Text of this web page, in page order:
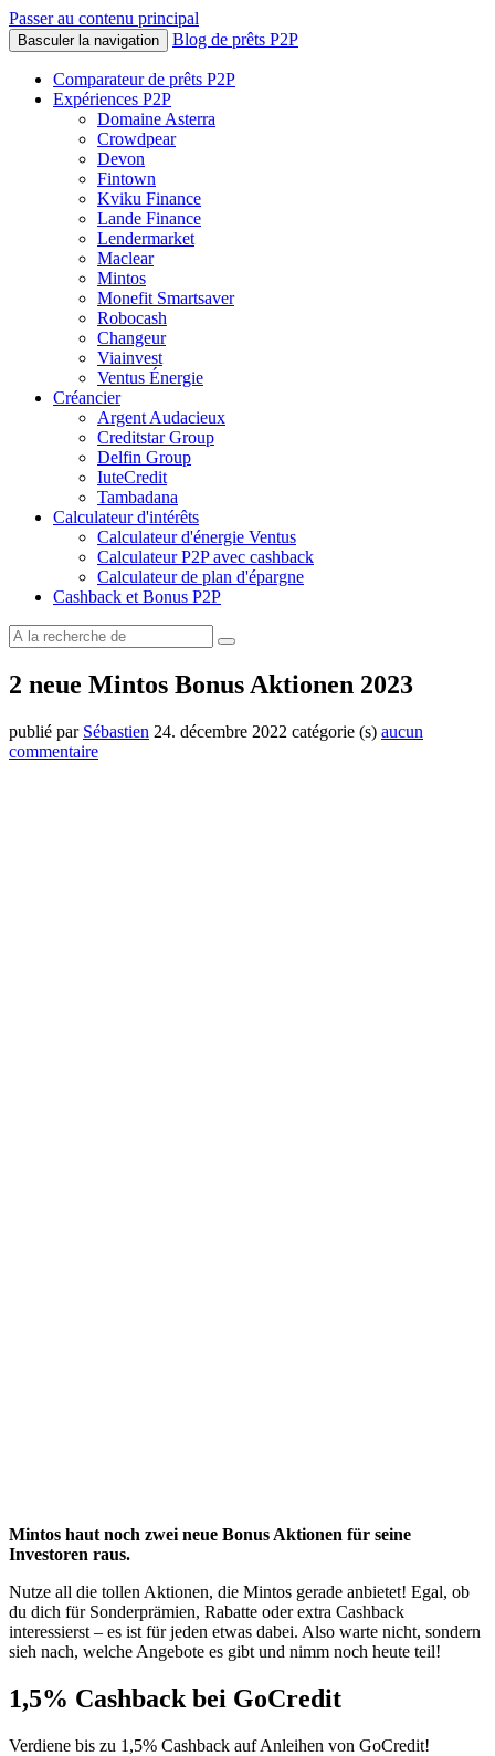
Passer au contenu principal
Basculer la navigation Blog de prêts P2P
Comparateur de prêts P2P
Expériences P2P
Domaine Asterra
Crowdpear
Devon
Fintown
Kviku Finance
Lande Finance
Lendermarket
Maclear
Mintos
Monefit Smartsaver
Robocash
Changeur
Viainvest
Ventus Énergie
Créancier
Argent Audacieux
Creditstar Group
Delfin Group
IuteCredit
Tambadana
Calculateur d'intérêts
Calculateur d'énergie Ventus
Calculateur P2P avec cashback
Calculateur de plan d'épargne
Cashback et Bonus P2P
2 neue Mintos Bonus Aktionen 2023
publié par Sébastien 24. décembre 2022 catégorie (s) aucun
commentaire
Mintos haut noch zwei neue Bonus Aktionen für seine
Investoren raus.
Nutze all die tollen Aktionen, die Mintos gerade anbietet! Egal, ob
du dich für Sonderprämien, Rabatte oder extra Cashback
interessierst – es ist für jeden etwas dabei. Also warte nicht, sondern
sieh nach, welche Angebote es gibt und nimm noch heute teil!
1,5% Cashback bei GoCredit
Verdiene bis zu 1,5% Cashback auf Anleihen von GoCredit!